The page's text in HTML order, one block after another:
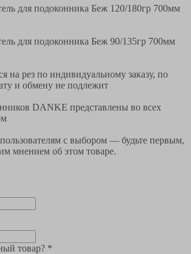
для подоконника Беж 120/180гр 700мм
для подоконника Беж 90/135гр 700мм
на рез по индивидуальному заказу, по
и обмену не подлежит
DANKE представлены во всех
с выбором — будьте первым,
мнением об этом товаре.
товар? *